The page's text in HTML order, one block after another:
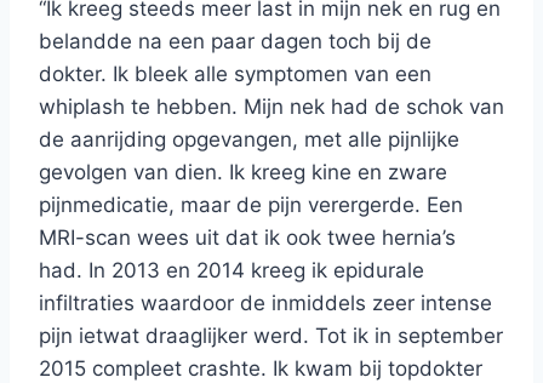
“Ik kreeg steeds meer last in mijn nek en rug en
belandde na een paar dagen toch bij de
dokter. Ik bleek alle symptomen van een
whiplash te hebben. Mijn nek had de schok van
de aanrijding opgevangen, met alle pijnlijke
gevolgen van dien. Ik kreeg kine en zware
pijnmedicatie, maar de pijn verergerde. Een
MRI-scan wees uit dat ik ook twee hernia’s
had. In 2013 en 2014 kreeg ik epidurale
infiltraties waardoor de inmiddels zeer intense
pijn ietwat draaglijker werd. Tot ik in september
2015 compleet crashte. Ik kwam bij topdokter